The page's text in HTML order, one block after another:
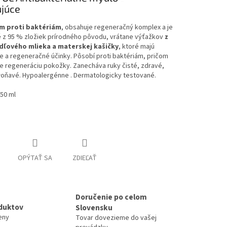
proti baktériám, obsahuje regeneračný komplex a je
95 % zložiek prírodného pôvodu, vrátane výťažkovz
mlieka a materskej kašičky, ktoré majú
a regeneračné účinky. Pôsobí proti baktériám, pričom
regeneráciu pokožky. Zanecháva ruky čisté, zdravé,
Hypoalergénne . Dermatologicky testované.
ml
OPÝTAŤ SA ZDIEĽAŤ
Doručenie po celom
Slovensku
Tovar dovezieme do vašej